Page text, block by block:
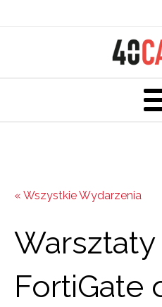
« Wszystkie Wydarzenia
Warsztaty
FortiGate